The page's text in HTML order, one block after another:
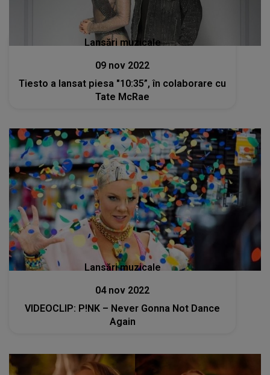
Lansări muzicale
09 nov 2022
Tiesto a lansat piesa "10:35”, în colaborare cu
Tate McRae
Lansări muzicale
04 nov 2022
VIDEOCLIP: P!NK – Never Gonna Not Dance
Again